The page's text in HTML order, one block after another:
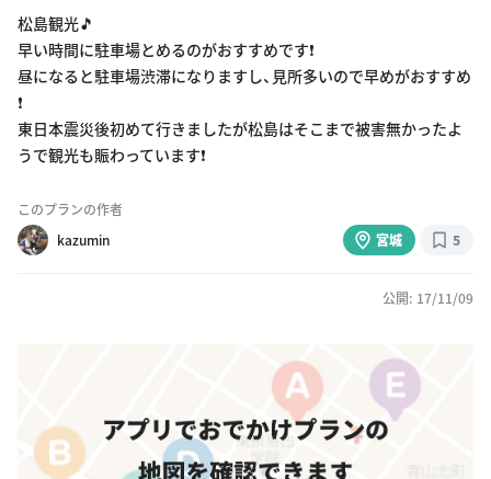
松島観光🎵
早い時間に駐車場とめるのがおすすめです❗
昼になると駐車場渋滞になりますし、見所多いので早めがおすすめ
❗
東日本震災後初めて行きましたが松島はそこまで被害無かったよ
うで観光も賑わっています❗
このプランの作者
kazumin
宮城 5
公開: 17/11/09